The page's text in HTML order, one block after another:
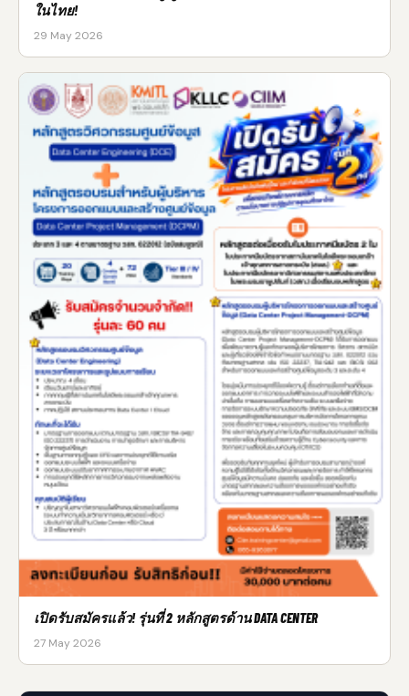
ในไทย!
29 May 2026
เปิดรับสมัครแล้ว! รุ่นที่ 2 หลักสูตรด้าน DATA CENTER
27 May 2026